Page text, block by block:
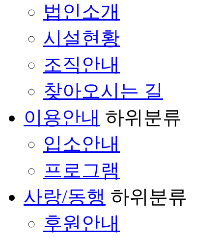
법인소개
시설현황
조직안내
찾아오시는 길
이용안내 하위분류
입소안내
프로그램
사랑/동행 하위분류
후원안내